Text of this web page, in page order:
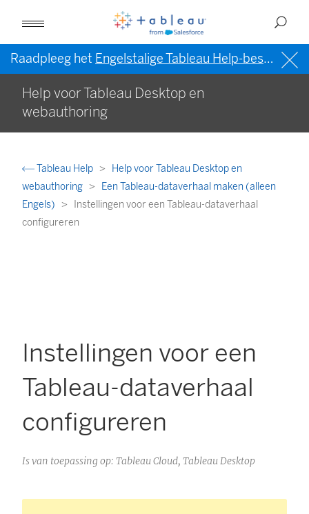
Raadpleeg het Engelstalige Tableau Help-bestand (VS)
Help voor Tableau Desktop en
webauthoring
Tableau Help
Help voor Tableau Desktop en
webauthoring
Een Tableau-dataverhaal maken (alleen
Engels)
Instellingen voor een Tableau-dataverhaal
configureren
Instellingen voor een
Tableau-dataverhaal
configureren
Is van toepassing op: Tableau Cloud, Tableau Desktop